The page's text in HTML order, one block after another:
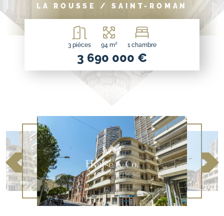
LA ROUSSE / SAINT-ROMAN
3 pièces 94 m² 1 chambre
3 690 000 €